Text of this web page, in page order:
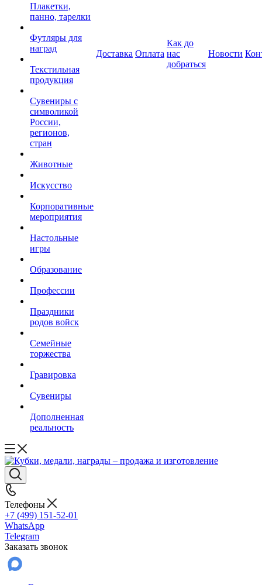
Плакетки,
панно, тарелки
Футляры для
наград
Текстильная
продукция
Сувениры с
символикой
России,
регионов,
стран
Животные
Искусство
Корпоративные
мероприятия
Настольные
игры
Образование
Профессии
Праздники
родов войск
Семейные
торжества
Гравировка
Сувениры
Дополненная
реальность
Доставка Оплата
Как до
нас
добраться
Новости
Телефоны
+7 (499) 151-52-01
WhatsApp
Telegram
Заказать звонок